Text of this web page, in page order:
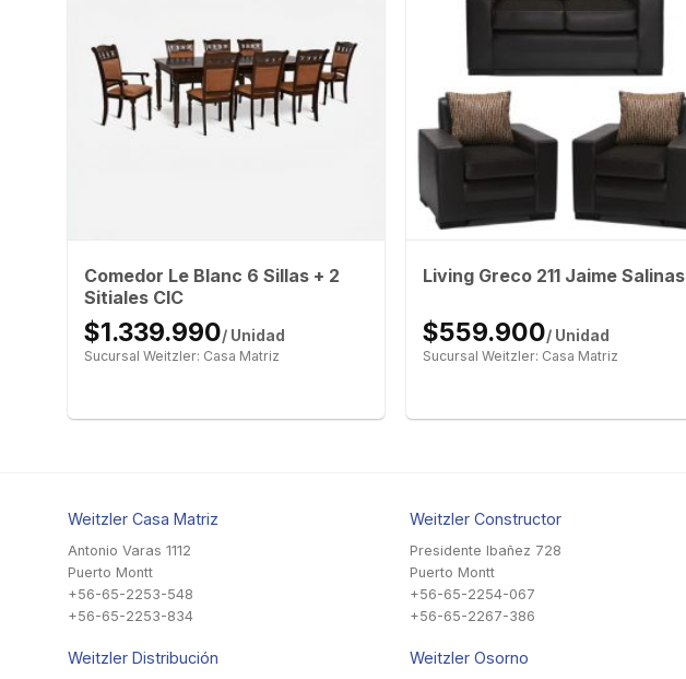
Comedor Le Blanc 6 Sillas + 2
Sitiales CIC
$1.339.990/ Unidad
Sucursal Weitzler: Casa Matriz
Living Greco 211 Jaime Salinas
$559.900/ Unidad
Sucursal Weitzler: Casa Matriz
Weitzler Casa Matriz
Antonio Varas 1112
Puerto Montt
+56-65-2253-548
+56-65-2253-834
Weitzler Distribución
Weitzler Constructor
Presidente Ibañez 728
Puerto Montt
+56-65-2254-067
+56-65-2267-386
Weitzler Osorno